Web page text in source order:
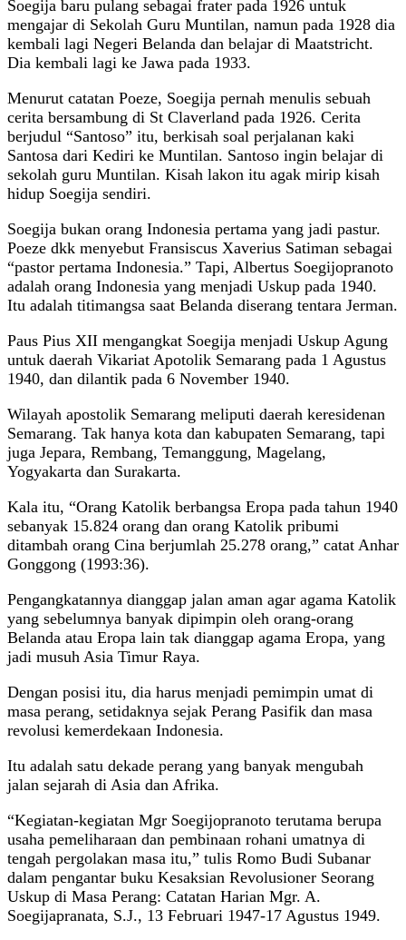
Soegija baru pulang sebagai frater pada 1926 untuk
mengajar di Sekolah Guru Muntilan, namun pada 1928 dia
kembali lagi Negeri Belanda dan belajar di Maatstricht.
Dia kembali lagi ke Jawa pada 1933.
Menurut catatan Poeze, Soegija pernah menulis sebuah
cerita bersambung di St Claverland pada 1926. Cerita
berjudul “Santoso” itu, berkisah soal perjalanan kaki
Santosa dari Kediri ke Muntilan. Santoso ingin belajar di
sekolah guru Muntilan. Kisah lakon itu agak mirip kisah
hidup Soegija sendiri.
Soegija bukan orang Indonesia pertama yang jadi pastur.
Poeze dkk menyebut Fransiscus Xaverius Satiman sebagai
“pastor pertama Indonesia.” Tapi, Albertus Soegijopranoto
adalah orang Indonesia yang menjadi Uskup pada 1940.
Itu adalah titimangsa saat Belanda diserang tentara Jerman.
Paus Pius XII mengangkat Soegija menjadi Uskup Agung
untuk daerah Vikariat Apotolik Semarang pada 1 Agustus
1940, dan dilantik pada 6 November 1940.
Wilayah apostolik Semarang meliputi daerah keresidenan
Semarang. Tak hanya kota dan kabupaten Semarang, tapi
juga Jepara, Rembang, Temanggung, Magelang,
Yogyakarta dan Surakarta.
Kala itu, “Orang Katolik berbangsa Eropa pada tahun 1940
sebanyak 15.824 orang dan orang Katolik pribumi
ditambah orang Cina berjumlah 25.278 orang,” catat Anhar
Gonggong (1993:36).
Pengangkatannya dianggap jalan aman agar agama Katolik
yang sebelumnya banyak dipimpin oleh orang-orang
Belanda atau Eropa lain tak dianggap agama Eropa, yang
jadi musuh Asia Timur Raya.
Dengan posisi itu, dia harus menjadi pemimpin umat di
masa perang, setidaknya sejak Perang Pasifik dan masa
revolusi kemerdekaan Indonesia.
Itu adalah satu dekade perang yang banyak mengubah
jalan sejarah di Asia dan Afrika.
“Kegiatan-kegiatan Mgr Soegijopranoto terutama berupa
usaha pemeliharaan dan pembinaan rohani umatnya di
tengah pergolakan masa itu,” tulis Romo Budi Subanar
dalam pengantar buku Kesaksian Revolusioner Seorang
Uskup di Masa Perang: Catatan Harian Mgr. A.
Soegijapranata, S.J., 13 Februari 1947-17 Agustus 1949.